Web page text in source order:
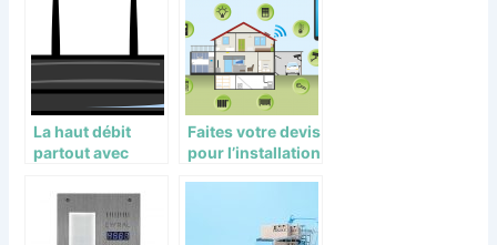
La haut débit
partout avec
Faites votre devis
pour l’installation